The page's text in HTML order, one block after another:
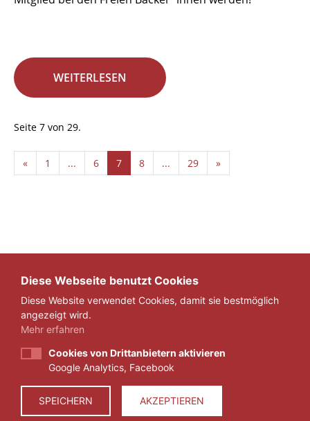
WEITERLESEN
Seite 7 von 29.
« 1 ... 6 7 8 ... 29 »
IMPRESSUM
DATENSCHUTZ
© 2026 ZEIT FÜR VERANTWORTUNG E.V.
Diese Webseite benutzt Cookies
Diese Website verwendet Cookies, damit sie bestmöglich
angezeigt wird.
Mehr erfahren
Cookies von Drittanbietern aktivieren
Google Analytics, Facebook
SPEICHERN AKZEPTIEREN